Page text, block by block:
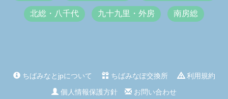
北総・八千代 九十九里・外房 南房総
ちばみなとjpについて ちばみなぽ交換所
利用規約
個人情報保護方針
お問い合わせ